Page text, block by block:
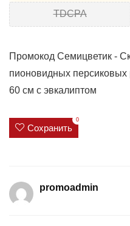
TDCPA
Промокод Семицветик -
пионовидных
60 см с эвкалиптом
Сохранить
0
promoadmin